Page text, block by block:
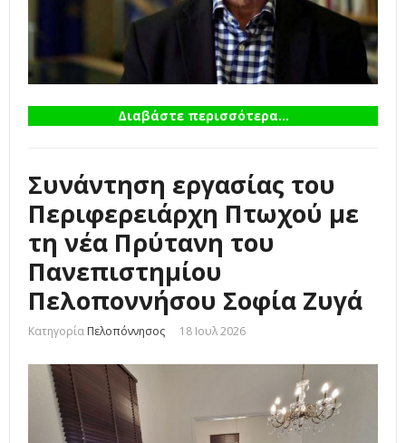
Διαβάστε περισσότερα...
Συνάντηση εργασίας του
Περιφερειάρχη Πτωχού με
τη νέα Πρύτανη του
Πανεπιστημίου
Πελοποννήσου Σοφία Ζυγά
Κατηγορία Πελοπόννησος 18 Ιουλ 2026